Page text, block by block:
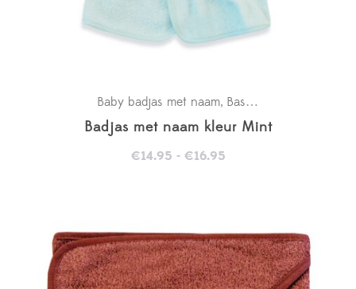
Baby badjas met naam, Basics
Badjas met naam kleur Mint
€14.95 - €16.95Prijsklasse: